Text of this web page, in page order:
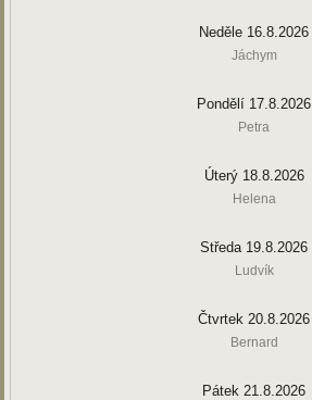
Neděle 16.8.2026
Jáchym
Pondělí 17.8.2026
Petra
Úterý 18.8.2026
Helena
Středa 19.8.2026
Ludvík
Čtvrtek 20.8.2026
Bernard
Pátek 21.8.2026